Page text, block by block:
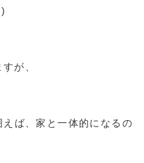
が、
ば、家と一体的になるの